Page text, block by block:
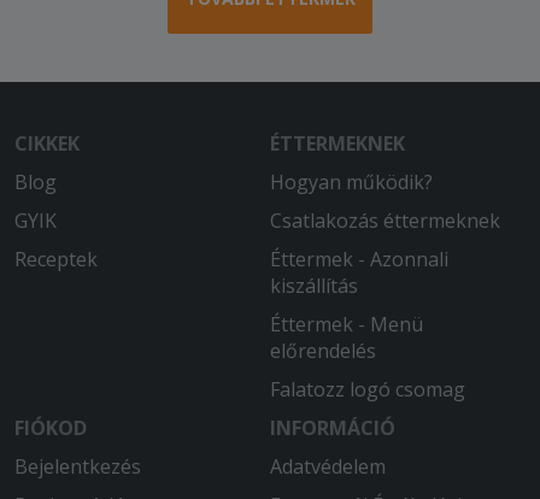
CIKKEK
Blog
GYIK
Receptek
ÉTTERMEKNEK
Hogyan működik?
Csatlakozás éttermeknek
Éttermek - Azonnali
kiszállítás
Éttermek - Menü
előrendelés
Falatozz logó csomag
FIÓKOD
Bejelentkezés
INFORMÁCIÓ
Adatvédelem